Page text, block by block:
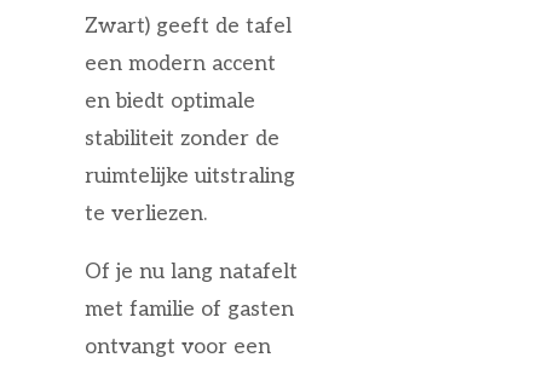
Zwart) geeft de tafel
een modern accent
en biedt optimale
stabiliteit zonder de
ruimtelijke uitstraling
te verliezen.
Of je nu lang natafelt
met familie of gasten
ontvangt voor een